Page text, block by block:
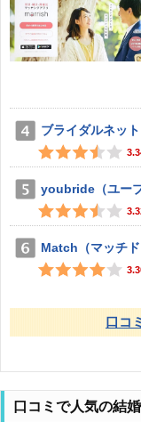
ブライダルネット
youbride（ユーブ
Match（マッチド
口コ
口コミで人気の結